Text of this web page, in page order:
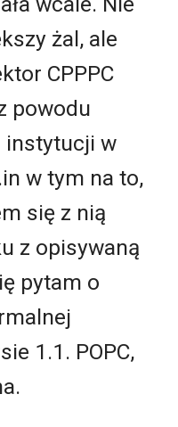
żal, ale
CPPPC
powodu
instytucji w
w tym na to,
się z nią
z opisywaną
pytam o
1.1. POPC,